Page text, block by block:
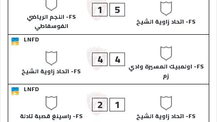
FS- اتحاد زاوية الشيخ
5
1
FS- النجم الرياضي
الفوسفاطي
LNFD
FS- اولمبيك المسيرة وادي
زم
4
4
FS- اتحاد زاوية الشيخ
LNFD
FS- اتحاد زاوية الشيخ
1
2
FS- راسينغ قصبة تادلة